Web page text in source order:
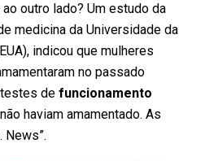
outro lado? Um estudo da
medicina da Universidade da
indicou que mulheres
no passado
de funcionamento
haviam amamentado. As
News”.